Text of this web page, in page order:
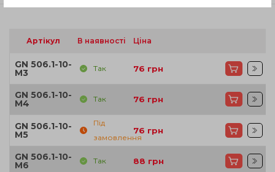
Артікул В наявності Ціна
GN 506.1-10-
M3 Так 76 грн
GN 506.1-10-
M4 Так 76 грн
GN 506.1-10-
M5
Під
замовлення
76 грн
GN 506.1-10-
M6 Так 88 грн